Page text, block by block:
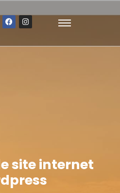
site internet